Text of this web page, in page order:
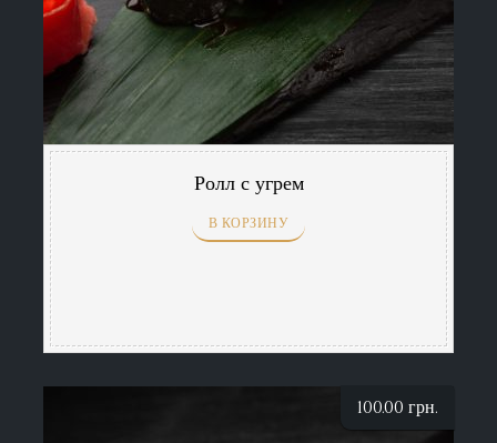
Ролл с угрем
В КОРЗИНУ
100.00 грн.